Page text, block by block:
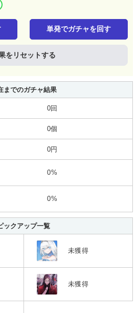
単発でガチャを回す
をリセットする
までのガチャ結果
0回
0個
0円
0%
0%
ックアップ一覧
未獲得
未獲得